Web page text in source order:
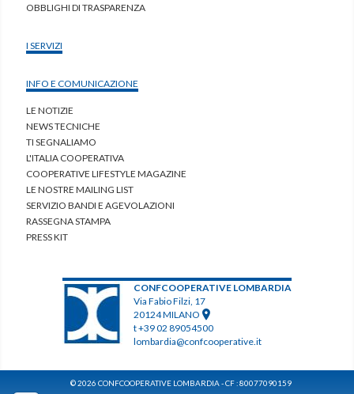
OBBLIGHI DI TRASPARENZA
I SERVIZI
INFO E COMUNICAZIONE
LE NOTIZIE
NEWS TECNICHE
TI SEGNALIAMO
L'ITALIA COOPERATIVA
COOPERATIVE LIFESTYLE MAGAZINE
LE NOSTRE MAILING LIST
SERVIZIO BANDI E AGEVOLAZIONI
RASSEGNA STAMPA
PRESS KIT
CONFCOOPERATIVE LOMBARDIA
Via Fabio Filzi, 17
20124 MILANO
t +39 02 89054500
lombardia@confcooperative.it
© 2026 CONFCOOPERATIVE LOMBARDIA - CF : 80077090159